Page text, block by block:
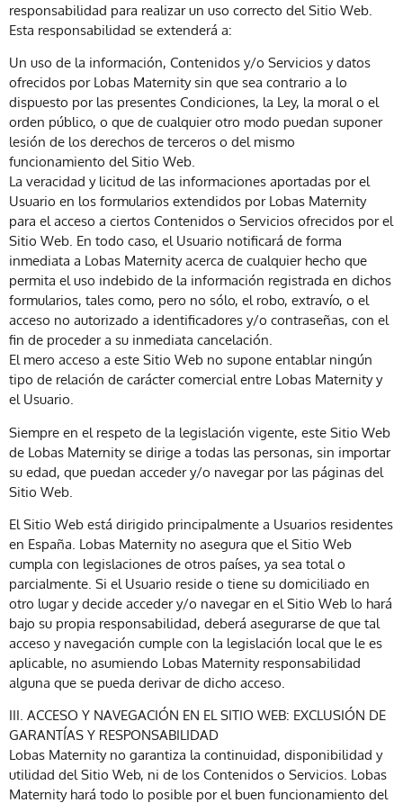
responsabilidad para realizar un uso correcto del Sitio Web.
Esta responsabilidad se extenderá a:
Un uso de la información, Contenidos y/o Servicios y datos
ofrecidos por Lobas Maternity sin que sea contrario a lo
dispuesto por las presentes Condiciones, la Ley, la moral o el
orden público, o que de cualquier otro modo puedan suponer
lesión de los derechos de terceros o del mismo
funcionamiento del Sitio Web.
La veracidad y licitud de las informaciones aportadas por el
Usuario en los formularios extendidos por Lobas Maternity
para el acceso a ciertos Contenidos o Servicios ofrecidos por el
Sitio Web. En todo caso, el Usuario notificará de forma
inmediata a Lobas Maternity acerca de cualquier hecho que
permita el uso indebido de la información registrada en dichos
formularios, tales como, pero no sólo, el robo, extravío, o el
acceso no autorizado a identificadores y/o contraseñas, con el
fin de proceder a su inmediata cancelación.
El mero acceso a este Sitio Web no supone entablar ningún
tipo de relación de carácter comercial entre Lobas Maternity y
el Usuario.
Siempre en el respeto de la legislación vigente, este Sitio Web
de Lobas Maternity se dirige a todas las personas, sin importar
su edad, que puedan acceder y/o navegar por las páginas del
Sitio Web.
El Sitio Web está dirigido principalmente a Usuarios residentes
en España. Lobas Maternity no asegura que el Sitio Web
cumpla con legislaciones de otros países, ya sea total o
parcialmente. Si el Usuario reside o tiene su domiciliado en
otro lugar y decide acceder y/o navegar en el Sitio Web lo hará
bajo su propia responsabilidad, deberá asegurarse de que tal
acceso y navegación cumple con la legislación local que le es
aplicable, no asumiendo Lobas Maternity responsabilidad
alguna que se pueda derivar de dicho acceso.
III. ACCESO Y NAVEGACIÓN EN EL SITIO WEB: EXCLUSIÓN DE
GARANTÍAS Y RESPONSABILIDAD
Lobas Maternity no garantiza la continuidad, disponibilidad y
utilidad del Sitio Web, ni de los Contenidos o Servicios. Lobas
Maternity hará todo lo posible por el buen funcionamiento del